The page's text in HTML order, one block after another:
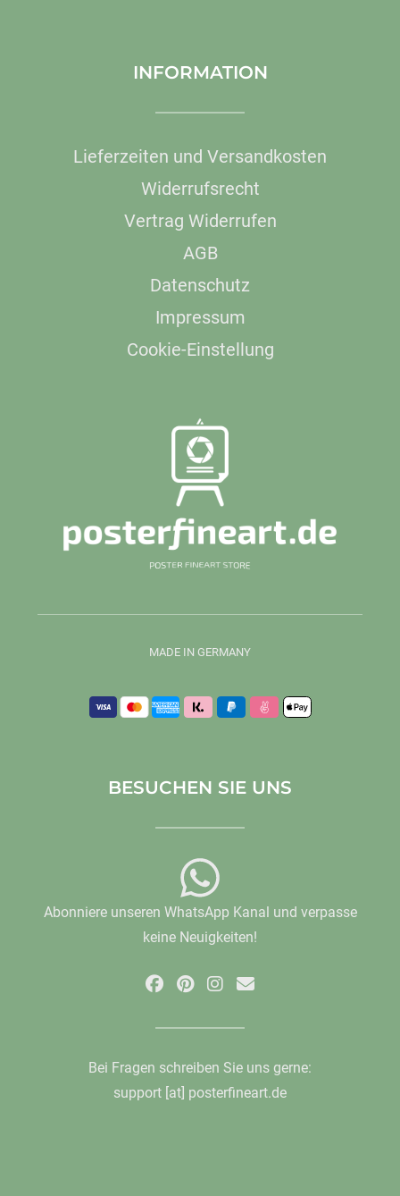
INFORMATION
Lieferzeiten und Versandkosten
Widerrufsrecht
Vertrag Widerrufen
AGB
Datenschutz
Impressum
Cookie-Einstellung
MADE IN GERMANY
BESUCHEN SIE UNS
Abonniere unseren WhatsApp Kanal und verpasse
keine Neuigkeiten!
Bei Fragen schreiben Sie uns gerne:
support [at] posterfineart.de